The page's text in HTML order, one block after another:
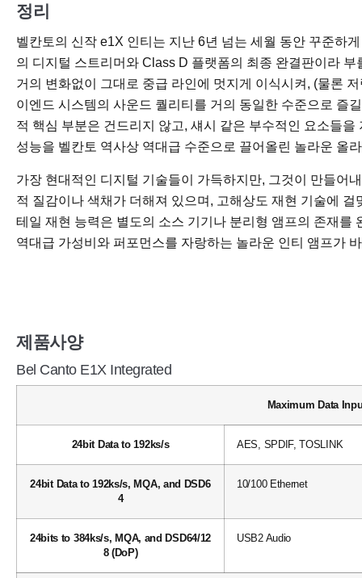
정리
벨칸토의 신작 e1X 인티는 지난 6년 넘는 세월 동안 꾸준하
의 디지털 스트리머와 Class D 플랫폼의 최종 완결판이라
거의 변화없이 그대로 중급 라인에 멋지게 이식시켜, (물론
이엔드 시스템의 사운드 퀄리티를 거의 동일한 수준으로 즐
적 핵심 부분은 건드리지 않고, 섀시 같은 부수적인 요소들
성능을 벨칸토 역사상 역대급 수준으로 끌어올린 놀라운 올
가장 현대적인 디지털 기술들이 가득하지만, 그것이 만들어
적 질감이나 색채가 더해져 있으며, 고해상도 재현 기술에
테일 재현 능력은 별도의 소스 기기나 분리형 앰프의 존재를
역대급 가성비와 퍼포먼스를 자랑하는 놀라운 인티 앰프가
제품사양
Bel Canto E1X Integrated
Maximum Data
24bit Data to 192ks/s AES, SPDIF, TOSLINK
24bit Data to 192ks/s, MQA, and DSD6
4
10/100 Ethernet
24bits to 384ks/s, MQA, and DSD64/12
8 (DoP)
USB2 Audio